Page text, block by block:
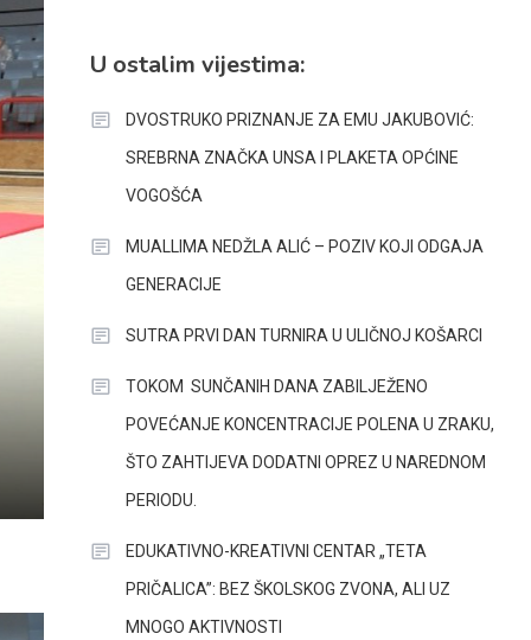
U ostalim vijestima:
DVOSTRUKO PRIZNANJE ZA EMU JAKUBOVIĆ:
SREBRNA ZNAČKA UNSA I PLAKETA OPĆINE
VOGOŠĆA
MUALLIMA NEDŽLA ALIĆ – POZIV KOJI ODGAJA
GENERACIJE
SUTRA PRVI DAN TURNIRA U ULIČNOJ KOŠARCI
TOKOM SUNČANIH DANA ZABILJEŽENO
POVEĆANJE KONCENTRACIJE POLENA U ZRAKU,
ŠTO ZAHTIJEVA DODATNI OPREZ U NAREDNOM
PERIODU.
EDUKATIVNO-KREATIVNI CENTAR „TETA
PRIČALICA”: BEZ ŠKOLSKOG ZVONA, ALI UZ
MNOGO AKTIVNOSTI